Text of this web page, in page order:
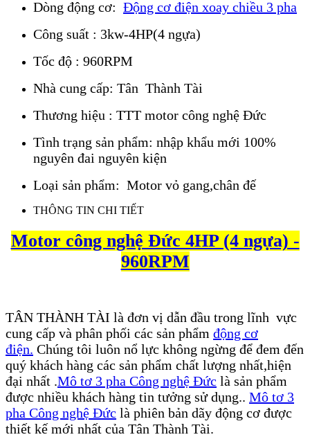
Dòng động cơ: Động cơ điện xoay chiều 3 pha
Công suất : 3kw-4HP(4 ngựa)
Tốc độ : 960RPM
Nhà cung cấp: Tân Thành Tài
Thương hiệu : TTT motor công nghệ Đức
Tình trạng sản phẩm: nhập khẩu mới 100%
nguyên đai nguyên kiện
Loại sản phẩm: Motor vỏ gang,chân đế
THÔNG TIN CHI TIẾT
Motor công nghệ Đức 4HP (4 ngựa) -
960RPM
TÂN THÀNH TÀI là đơn vị dẫn đầu trong lĩnh vực
cung cấp và phân phối các sản phẩm động cơ
điện. Chúng tôi luôn nổ lực không ngừng để đem đến
quý khách hàng các sản phẩm chất lượng nhất,hiện
đại nhất .Mô tơ 3 pha Công nghệ Đức là sản phẩm
được nhiều khách hàng tin tưởng sử dụng.. Mô tơ 3
pha Công nghệ Đức là phiên bản dãy động cơ được
thiết kế mới nhất của Tân Thành Tài.